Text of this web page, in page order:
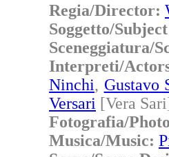
Regia/Director:
Soggetto/
Sceneggiatura/
Interpreti/
Ninchi, Gustavo
Versari [Vera
Fotografia/
Musica/Music: